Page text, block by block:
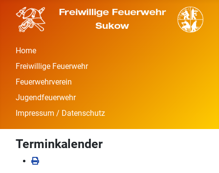
Home
Freiwillige Feuerwehr
Feuerwehrverein
Jugendfeuerwehr
Impressum / Datenschutz
Terminkalender